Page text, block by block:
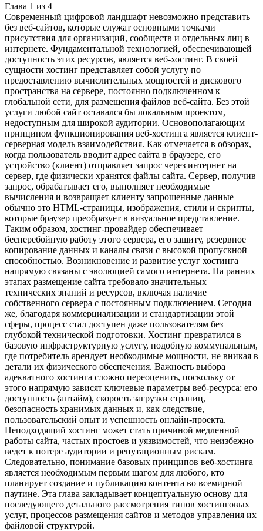
Глава 1 из 4
Современный цифровой ландшафт невозможно представить
без веб-сайтов, которые служат основными точками
присутствия для организаций, сообществ и отдельных лиц в
интернете. Фундаментальной технологией, обеспечивающей
доступность этих ресурсов, является веб-хостинг. В своей
сущности хостинг представляет собой услугу по
предоставлению вычислительных мощностей и дискового
пространства на сервере, постоянно подключенном к
глобальной сети, для размещения файлов веб-сайта. Без этой
услуги любой сайт оставался бы локальным проектом,
недоступным для широкой аудитории. Основополагающим
принципом функционирования веб-хостинга является клиент-
серверная модель взаимодействия. Как отмечается в обзорах,
когда пользователь вводит адрес сайта в браузере, его
устройство (клиент) отправляет запрос через интернет на
сервер, где физически хранятся файлы сайта. Сервер, получив
запрос, обрабатывает его, выполняет необходимые
вычисления и возвращает клиенту запрошенные данные —
обычно это HTML-страницы, изображения, стили и скрипты,
которые браузер преобразует в визуальное представление.
Таким образом, хостинг-провайдер обеспечивает
бесперебойную работу этого сервера, его защиту, резервное
копирование данных и каналы связи с высокой пропускной
способностью. Возникновение и развитие услуг хостинга
напрямую связаны с эволюцией самого интернета. На ранних
этапах размещение сайта требовало значительных
технических знаний и ресурсов, включая наличие
собственного сервера с постоянным подключением. Сегодня
же, благодаря коммерциализации и стандартизации этой
сферы, процесс стал доступен даже пользователям без
глубокой технической подготовки. Хостинг превратился в
базовую инфраструктурную услугу, подобную коммунальным,
где потребитель арендует необходимые мощности, не вникая в
детали их физического обеспечения. Важность выбора
адекватного хостинга сложно переоценить, поскольку от
этого напрямую зависят ключевые параметры веб-ресурса: его
доступность (аптайм), скорость загрузки страниц,
безопасность хранимых данных и, как следствие,
пользовательский опыт и успешность онлайн-проекта.
Неподходящий хостинг может стать причиной медленной
работы сайта, частых простоев и уязвимостей, что неизбежно
ведет к потере аудитории и репутационным рискам.
Следовательно, понимание базовых принципов веб-хостинга
является необходимым первым шагом для любого, кто
планирует создание и публикацию контента во всемирной
паутине. Эта глава закладывает концептуальную основу для
последующего детального рассмотрения типов хостинговых
услуг, процессов размещения сайтов и методов управления их
файловой структурой.